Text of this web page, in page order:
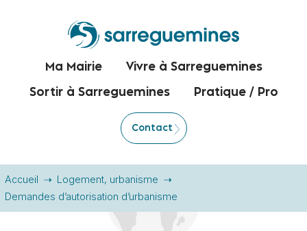
Ma Mairie Vivre à Sarreguemines
Sortir à Sarreguemines Pratique / Pro
Contact
Accueil
Logement, urbanisme
Demandes d’autorisation d’urbanisme